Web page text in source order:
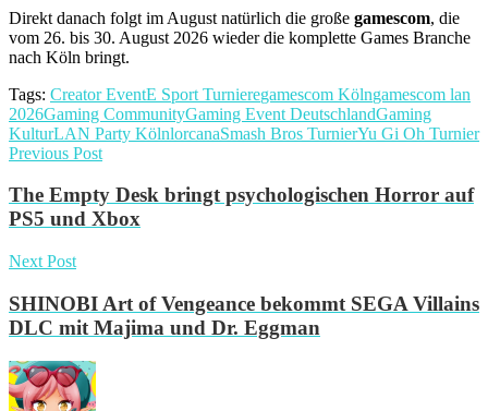
Direkt danach folgt im August natürlich die große gamescom, die
vom 26. bis 30. August 2026 wieder die komplette Games Branche
nach Köln bringt.
Tags: Creator EventE Sport Turnieregamescom Kölngamescom lan
2026Gaming CommunityGaming Event DeutschlandGaming
KulturLAN Party KölnlorcanaSmash Bros TurnierYu Gi Oh Turnier
Previous Post
The Empty Desk bringt psychologischen Horror auf
PS5 und Xbox
Next Post
SHINOBI Art of Vengeance bekommt SEGA Villains
DLC mit Majima und Dr. Eggman